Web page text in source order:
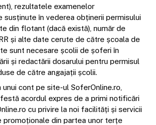
rezultatele examenelor
în vederea obținerii permisului
din flotant (dacă există), număr de
și alte date cerute de către școala de
sunt necesare școlii de șoferi în
și redactării dosarului pentru permisul
de către angajații școlii.
unui cont pe site-ul SoferOnline.ro,
acordul expres de a primi notificări
cu privire la noi facilități și servicii
promoționale din partea unor terțe